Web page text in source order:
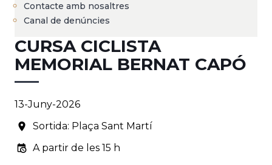
Contacte amb nosaltres
Canal de denúncies
CURSA CICLISTA
MEMORIAL BERNAT CAPÓ
13-Juny-2026
Sortida: Plaça Sant Martí
A partir de les 15 h